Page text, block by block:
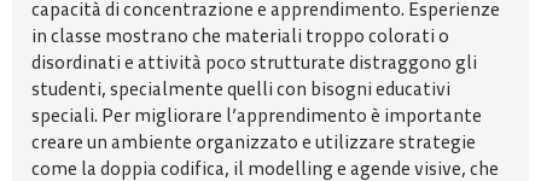
capacità di concentrazione e apprendimento. Esperienze
in classe mostrano che materiali troppo colorati o
disordinati e attività poco strutturate distraggono gli
studenti, specialmente quelli con bisogni educativi
speciali. Per migliorare l’apprendimento è importante
creare un ambiente organizzato e utilizzare strategie
come la doppia codifica, il modelling e agende visive, che